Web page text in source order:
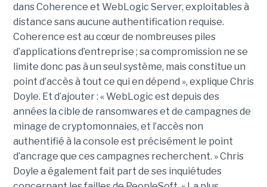
dans Coherence et WebLogic Server, exploitables à
distance sans aucune authentification requise.
Coherence est au cœur de nombreuses piles
d’applications d’entreprise ; sa compromission ne se
limite donc pas à un seul système, mais constitue un
point d’accès à tout ce qui en dépend », explique Chris
Doyle. Et d’ajouter : « WebLogic est depuis des
années la cible de ransomwares et de campagnes de
minage de cryptomonnaies, et l’accès non
authentifié à la console est précisément le point
d’ancrage que ces campagnes recherchent. » Chris
Doyle a également fait part de ses inquiétudes